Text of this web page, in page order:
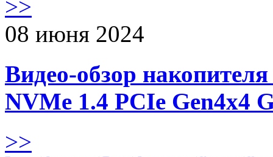
>>
08 июня 2024
Видео-обзор
NVMe 1.4 PCIe Gen4х4
>>